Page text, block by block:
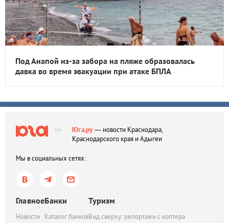
Под Анапой из-за забора на пляже образовалась
давка во время эвакуации при атаке БПЛА
18+ Юга.ру— новости Краснодара,
Краснодарского края и Адыгеи
Мы в социальных сетях:
Главное
Новости
Банки
Каталог банков
Туризм
Вид сверху: репортажи с коптера